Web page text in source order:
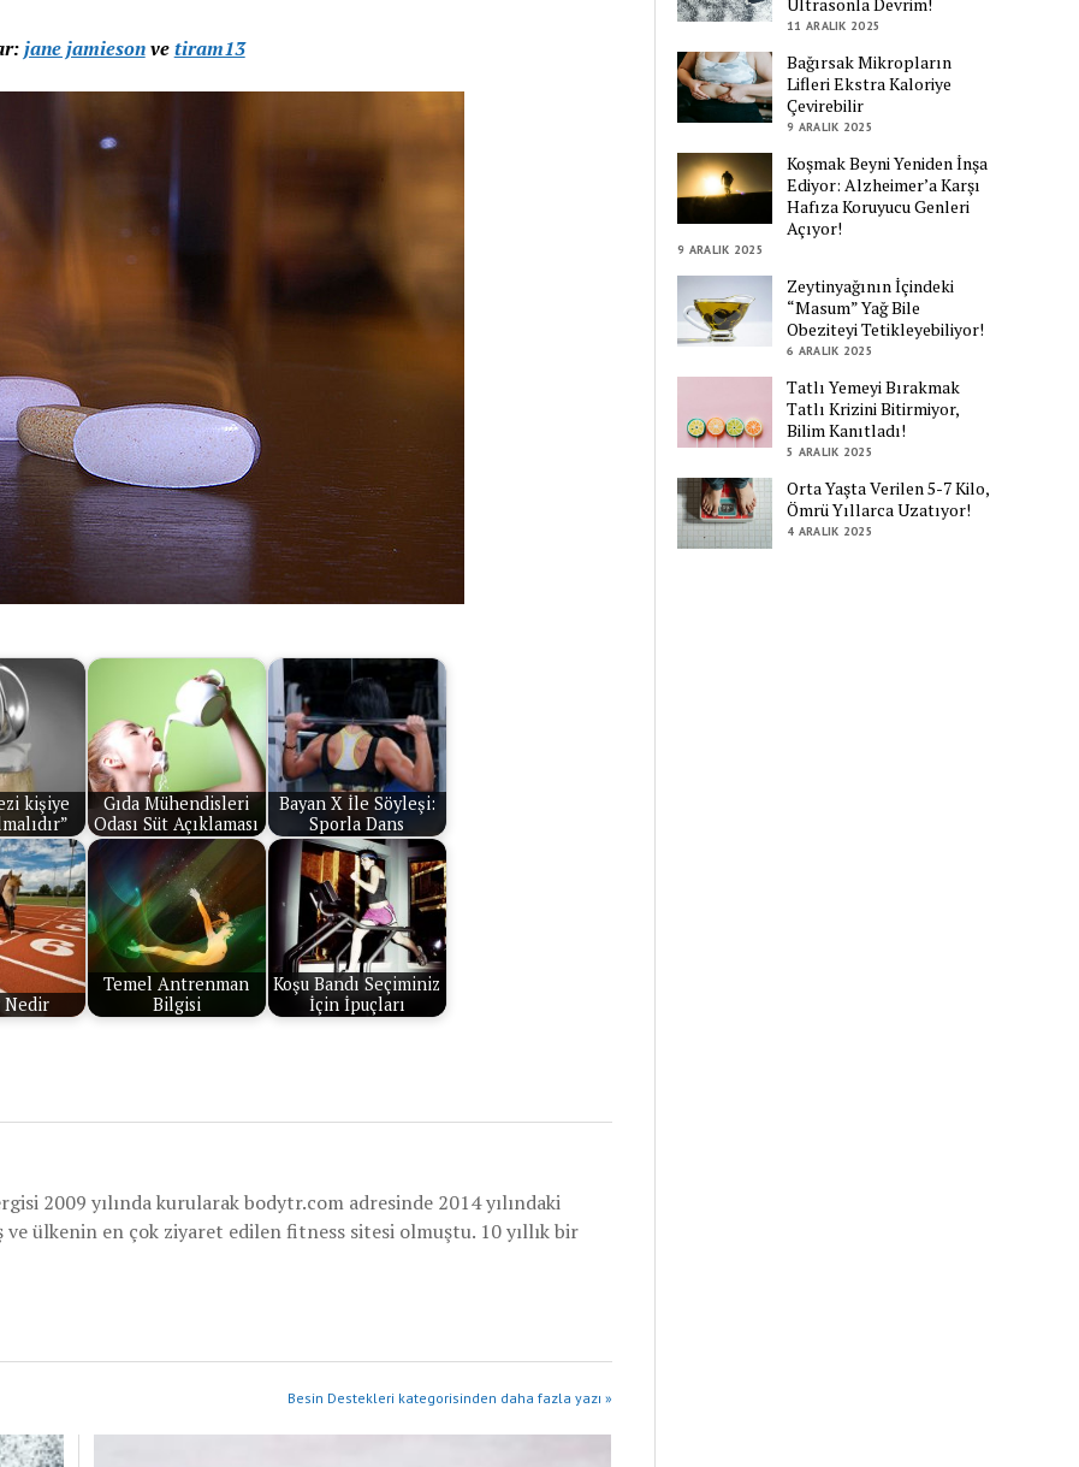
jane jamiesonvetiram13
kişiye
Gıda Mühendisleri
Odası Süt Açıklaması
Bayan X İle Söyleşi:
Sporla Dans
Nedir
Temel Antrenman
Bilgisi
Koşu Bandı Seçiminiz
İçin İpuçları
2009 yılında kurularak bodytr.com adresinde 2014 yılındaki
ve ülkenin en çok ziyaret edilen fitness sitesi olmuştu. 10 yıllık bir
Besin Destekleri kategorisinden daha fazla yazı »
11 ARALIK 2025
Bağırsak Mikropların
Lifleri Ekstra Kaloriye
Çevirebilir
9 ARALIK 2025
Koşmak Beyni Yeniden İnşa
Ediyor: Alzheimer’a Karşı
Hafıza Koruyucu Genleri
Açıyor!
9 ARALIK 2025
Zeytinyağının İçindeki
“Masum” Yağ Bile
Obeziteyi Tetikleyebiliyor!
6 ARALIK 2025
Tatlı Yemeyi Bırakmak
Tatlı Krizini Bitirmiyor,
Bilim Kanıtladı!
5 ARALIK 2025
Orta Yaşta Verilen 5-7 Kilo,
Ömrü Yıllarca Uzatıyor!
4 ARALIK 2025